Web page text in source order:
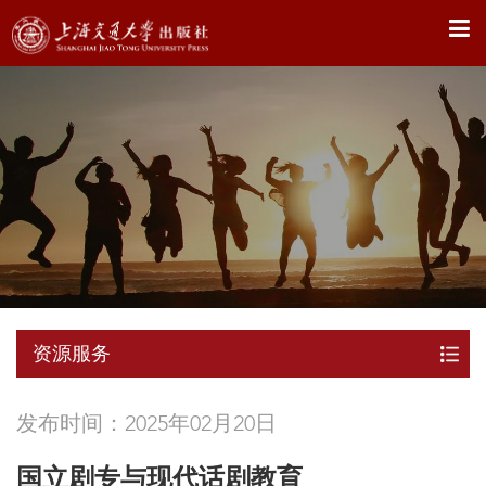
X
资源服务
发布时间：2025年02月20日
国立剧专与现代话剧教育